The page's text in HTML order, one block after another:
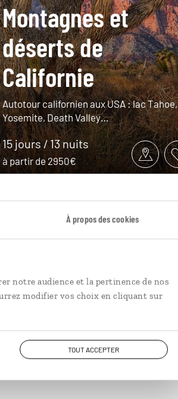
À propos des cookies
notre audience et la pertinence de nos
modifier vos choix en cliquant sur
TOUT ACCEPTER
Montagnes et
déserts de
Californie
Autotour californien aux USA : lac Tahoe,
Yosemite, Death Valley…
15 jours / 13 nuits
à partir de 2950€